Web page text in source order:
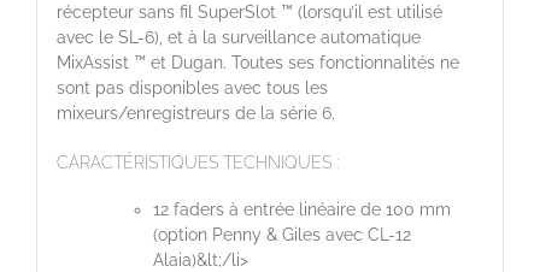
récepteur sans fil SuperSlot ™ (lorsqu’il est utilisé
avec le SL-6), et à la surveillance automatique
MixAssist ™ et Dugan. Toutes ses fonctionnalités ne
sont pas disponibles avec tous les
mixeurs/enregistreurs de la série 6.
CARACTÉRISTIQUES TECHNIQUES :
12 faders à entrée linéaire de 100 mm
(option Penny & Giles avec CL-12
Alaia)&lt;/li>